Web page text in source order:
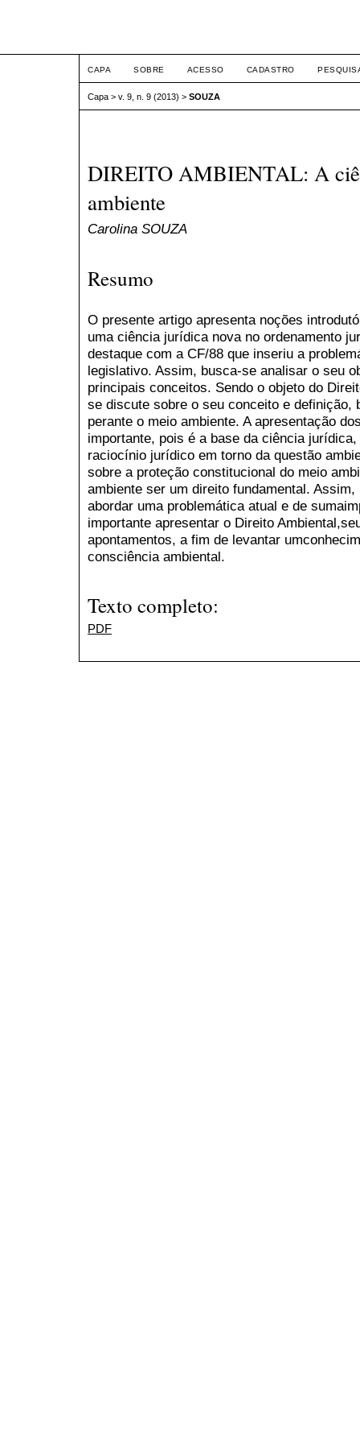
CAPA SOBRE ACESSO CADASTRO
Capa > v. 9, n. 9 (2013) > SOUZA
DIREITO AMBIENTAL: A
ambiente
Carolina SOUZA
Resumo
O presente artigo apresenta noções
uma ciência jurídica nova no ordenamento
destaque com a CF/88 que inseriu a
legislativo. Assim, busca-se analisar o seu
principais conceitos. Sendo o objeto do
se discute sobre o seu conceito e definição,
perante o meio ambiente. A apresentação
importante, pois é a base da ciência
raciocínio jurídico em torno da questão
sobre a proteção constitucional do meio
ambiente ser um direito fundamental.
abordar uma problemática atual e de
importante apresentar o Direito
apontamentos, a fim de levantar
consciência ambiental.
Texto completo:
PDF